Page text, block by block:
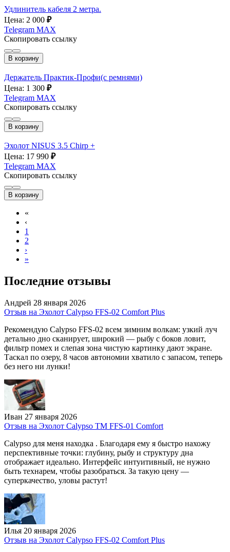
Удлинитель кабеля 2 метра.
Цена: 2 000 ₽
Telegram MAX
Скопировать ссылку
В корзину
Держатель Практик-Профи(с ремнями)
Цена: 1 300 ₽
Telegram MAX
Скопировать ссылку
В корзину
Эхолот NISUS 3.5 Chirp +
Цена: 17 990 ₽
Telegram MAX
Скопировать ссылку
В корзину
«
‹
1
2
›
»
Последние отзывы
Андрей 28 января 2026
Отзыв на Эхолот Calypso FFS-02 Comfort Plus
Рекомендую Calypso FFS-02 всем зимним волкам: узкий луч
детально дно сканирует, широкий — рыбу с боков ловит,
фильтр помех и слепая зона чистую картинку дают экране.
Таскал по озеру, 8 часов автономии хватило с запасом, теперь
без него ни лунки!
Иван 27 января 2026
Отзыв на Эхолот Calypso TM FFS-01 Comfort
Calypso для меня находка . Благодаря ему я быстро нахожу
перспективные точки: глубину, рыбу и структуру дна
отображает идеально. Интерфейс интуитивный, не нужно
быть технарем, чтобы разобраться. За такую цену —
суперкачество, уловы растут!
Илья 20 января 2026
Отзыв на Эхолот Calypso FFS-02 Comfort Plus